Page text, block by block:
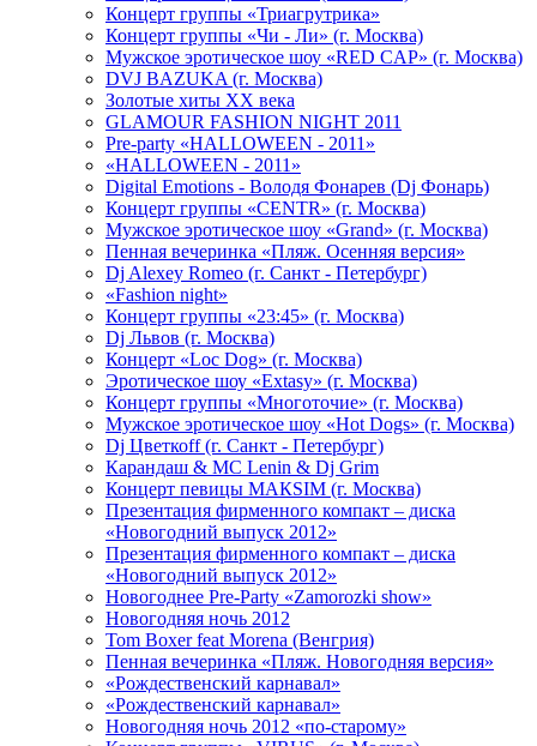
Концерт группы «Триагрутрика»
Концерт группы «Чи - Ли» (г. Москва)
Мужское эротическое шоу «RED CAP» (г. Москва)
DVJ BAZUKA (г. Москва)
Золотые хиты XX века
GLAMOUR FASHION NIGHT 2011
Pre-party «HALLOWEEN - 2011»
«HALLOWEEN - 2011»
Digital Emotions - Володя Фонарев (Dj Фонарь)
Концерт группы «CENTR» (г. Москва)
Мужское эротическое шоу «Grand» (г. Москва)
Пенная вечеринка «Пляж. Осенняя версия»
Dj Alexey Romeo (г. Санкт - Петербург)
«Fashion night»
Концерт группы «23:45» (г. Москва)
Dj Львов (г. Москва)
Концерт «Loc Dog» (г. Москва)
Эротическое шоу «Extasy» (г. Москва)
Концерт группы «Многоточие» (г. Москва)
Мужское эротическое шоу «Hot Dogs» (г. Москва)
Dj Цветкоff (г. Санкт - Петербург)
Карандаш & МС Lenin & Dj Grim
Концерт певицы МАКSIМ (г. Москва)
Презентация фирменного компакт – диска
«Новогодний выпуск 2012»
Презентация фирменного компакт – диска
«Новогодний выпуск 2012»
Новогоднее Pre-Party «Zamorozki show»
Новогодняя ночь 2012
Tom Boxer feat Morena (Венгрия)
Пенная вечеринка «Пляж. Новогодняя версия»
«Рождественский карнавал»
«Рождественский карнавал»
Новогодняя ночь 2012 «по-старому»